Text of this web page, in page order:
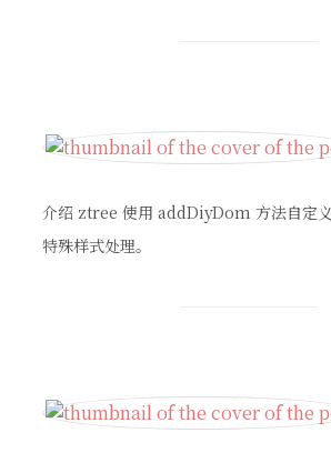
介绍 ztree 使用 addDiyDom 方法自定
特殊样式处理。